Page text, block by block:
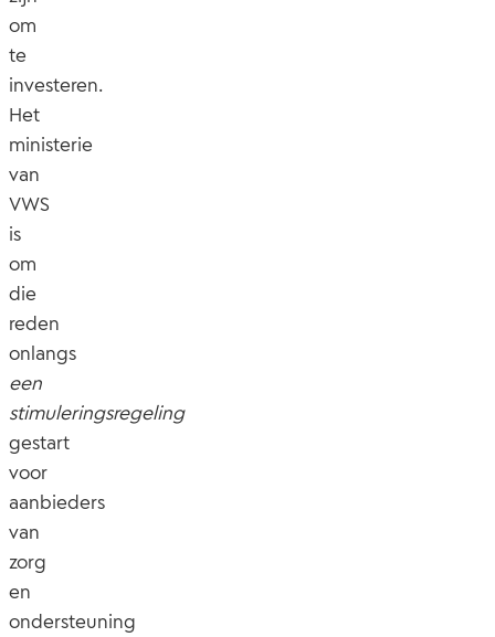
om
te
investeren.
Het
ministerie
van
VWS
is
om
die
reden
onlangs
een
stimuleringsregeling
gestart
voor
aanbieders
van
zorg
en
ondersteuning